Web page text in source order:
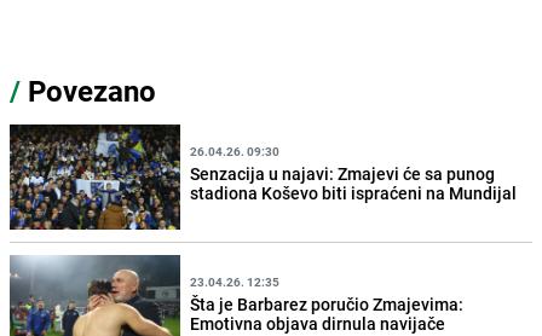
/ Povezano
26.04.26. 09:30
Senzacija u najavi: Zmajevi će sa punog
stadiona Koševo biti ispraćeni na Mundijal
23.04.26. 12:35
Šta je Barbarez poručio Zmajevima:
Emotivna objava dirnula navijače